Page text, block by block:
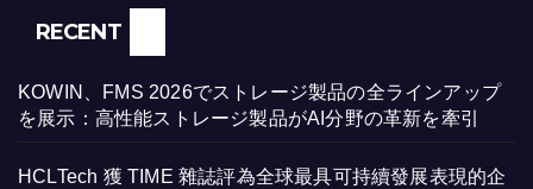
RECENT
KOWIN、FMS 2026でストレージ製品の全ラインアップ
を展示：高性能ストレージ製品がAI分野の革新を牽引
HCLTech 獲 TIME 雜誌評為全球最具可持續發展表現的企